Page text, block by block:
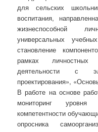
для сельских
воспитания,
жизнеспособной
универсальных
становление
рамках
деятельности с
проектирования»,
В работе на основе
мониторинг уровня
компетентности
опросника